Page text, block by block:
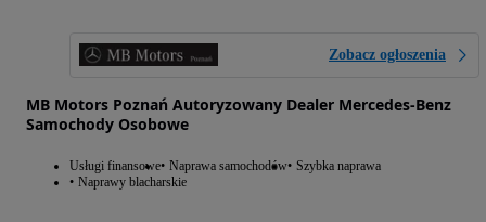
Zobacz ogłoszenia
MB Motors Poznań Autoryzowany Dealer Mercedes-Benz
Samochody Osobowe
Usługi finansowe Naprawa samochodów Szybka naprawa
Naprawy blacharskie